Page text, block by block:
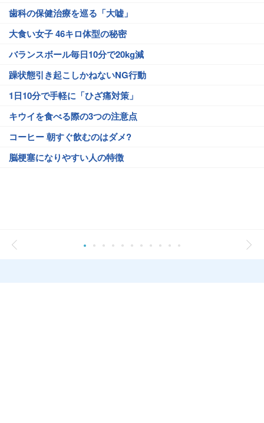
歯科の保健治療を巡る「大嘘」
大食い女子 46キロ体型の秘密
バランスボール毎日10分で20kg減
躁状態引き起こしかねないNG行動
1日10分で手軽に「ひざ痛対策」
キウイを食べる際の3つの注意点
コーヒー 朝すぐ飲むのはダメ?
脳梗塞になりやすい人の特徴